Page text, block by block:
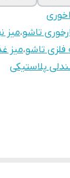
تاشو،میز
فلزی تاشو،میز
پلاستیکی